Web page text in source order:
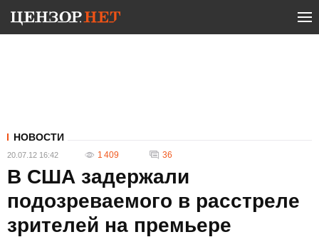
НОВОСТИ
20.07.12 16:42 1 409 36
В США задержали
подозреваемого в расстреле
зрителей на премьере